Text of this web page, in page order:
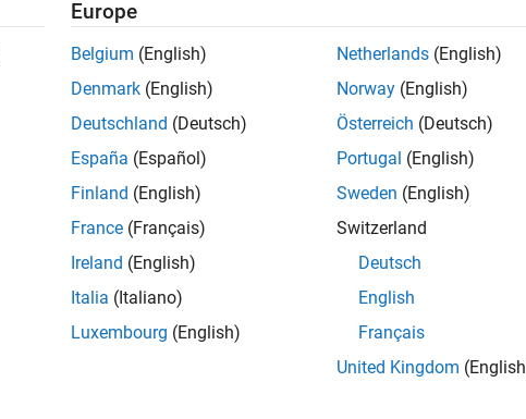
Les descriptions de poste n’ont pas toutes été traduites.
opportunités de votre région.
Senior Software Quality Engineer
Senior Software Quality Engineer
FR-Meudon| Ingénierie de la qualité | Expérimenté(e)
Leverage your C/C++ development skills to design and
automated test suites, Hands-on testing for Polyspace.
1
Europe
Belgium (English)
Denmark (English)
Deutschland (Deutsch)
España (Español)
Finland (English)
France (Français)
Ireland (English)
Italia (Italiano)
Luxembourg (English)
Netherlands (English)
Norway (English)
Österreich (Deutsch)
Portugal (English)
Sweden (English)
Switzerland
Deutsch
English
Français
United Kingdom